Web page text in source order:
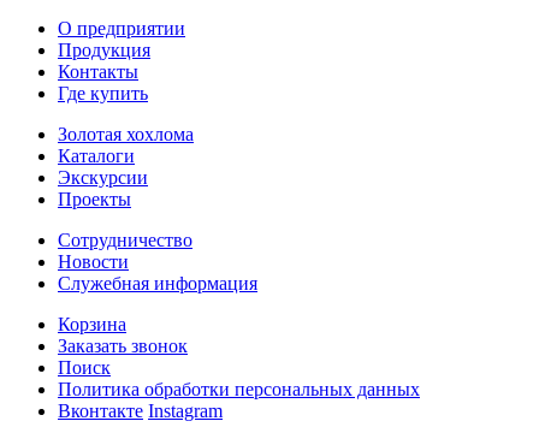
О предприятии
Продукция
Контакты
Где купить
Золотая хохлома
Каталоги
Экскурсии
Проекты
Сотрудничество
Новости
Служебная информация
Корзина
Заказать звонок
Поиск
Политика обработки персональных данных
Вконтакте Instagram